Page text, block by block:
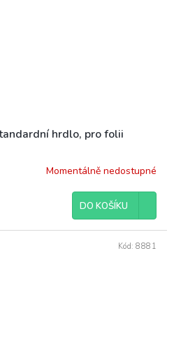
hrdlo, pro folii
Momentálně nedostupné
DO KOŠÍKU
Kód: 8881